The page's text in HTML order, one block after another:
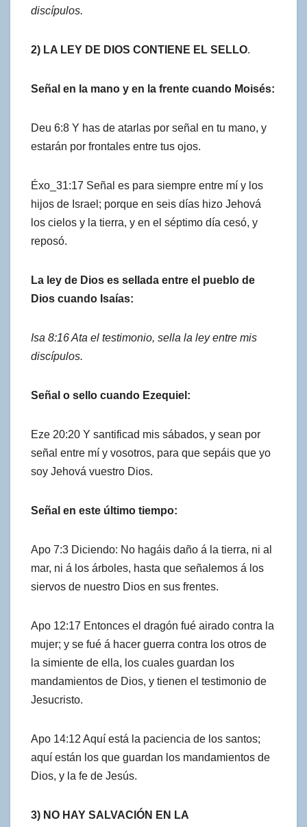
discípulos.
2) LA LEY DE DIOS CONTIENE EL SELLO.
Señal en la mano y en la frente cuando Moisés:
Deu 6:8 Y has de atarlas por señal en tu mano, y
estarán por frontales entre tus ojos.
Éxo_31:17 Señal es para siempre entre mí y los
hijos de Israel; porque en seis días hizo Jehová
los cielos y la tierra, y en el séptimo día cesó, y
reposó.
La ley de Dios es sellada entre el pueblo de
Dios cuando Isaías:
Isa 8:16 Ata el testimonio, sella la ley entre mis
discípulos.
Señal o sello cuando Ezequiel:
Eze 20:20 Y santificad mis sábados, y sean por
señal entre mí y vosotros, para que sepáis que yo
soy Jehová vuestro Dios.
Señal en este último tiempo:
Apo 7:3 Diciendo: No hagáis daño á la tierra, ni al
mar, ni á los árboles, hasta que señalemos á los
siervos de nuestro Dios en sus frentes.
Apo 12:17 Entonces el dragón fué airado contra la
mujer; y se fué á hacer guerra contra los otros de
la simiente de ella, los cuales guardan los
mandamientos de Dios, y tienen el testimonio de
Jesucristo.
Apo 14:12 Aquí está la paciencia de los santos;
aquí están los que guardan los mandamientos de
Dios, y la fe de Jesús.
3) NO HAY SALVACIÓN EN LA